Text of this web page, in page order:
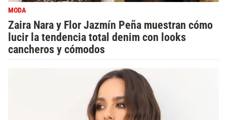
MODA
Zaira Nara y Flor Jazmín Peña muestran cómo
lucir la tendencia total denim con looks
cancheros y cómodos